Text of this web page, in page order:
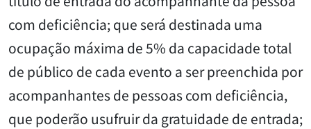
com deficiência; que será destinada uma
ocupação máxima de 5% da capacidade total
de público de cada evento a ser preenchida por
acompanhantes de pessoas com deficiência,
que poderão usufruir da gratuidade de entrada;